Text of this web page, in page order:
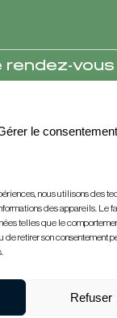
le
nous utilisons des
des appareils. Le
telles que le
de retirer son consentement
Refuser
rendez-vous